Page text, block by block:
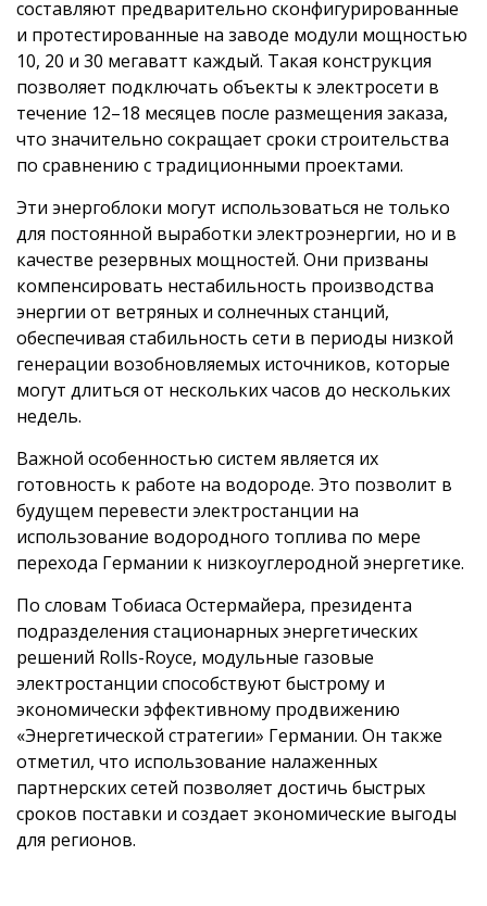
составляют предварительно сконфигурированные
и протестированные на заводе модули мощностью
10, 20 и 30 мегаватт каждый. Такая конструкция
позволяет подключать объекты к электросети в
течение 12–18 месяцев после размещения заказа,
что значительно сокращает сроки строительства
по сравнению с традиционными проектами.
Эти энергоблоки могут использоваться не только
для постоянной выработки электроэнергии, но и в
качестве резервных мощностей. Они призваны
компенсировать нестабильность производства
энергии от ветряных и солнечных станций,
обеспечивая стабильность сети в периоды низкой
генерации возобновляемых источников, которые
могут длиться от нескольких часов до нескольких
недель.
Важной особенностью систем является их
готовность к работе на водороде. Это позволит в
будущем перевести электростанции на
использование водородного топлива по мере
перехода Германии к низкоуглеродной энергетике.
По словам Тобиаса Остермайера, президента
подразделения стационарных энергетических
решений Rolls-Royce, модульные газовые
электростанции способствуют быстрому и
экономически эффективному продвижению
«Энергетической стратегии» Германии. Он также
отметил, что использование налаженных
партнерских сетей позволяет достичь быстрых
сроков поставки и создает экономические выгоды
для регионов.